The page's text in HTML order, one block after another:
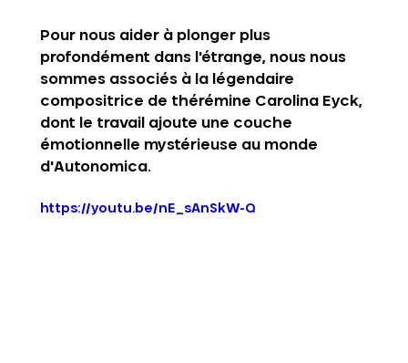
Pour nous aider à plonger plus
profondément dans l'étrange, nous nous
sommes associés à la légendaire
compositrice de thérémine Carolina Eyck,
dont le travail ajoute une couche
émotionnelle mystérieuse au monde
d'Autonomica.
https://youtu.be/nE_sAnSkW-Q